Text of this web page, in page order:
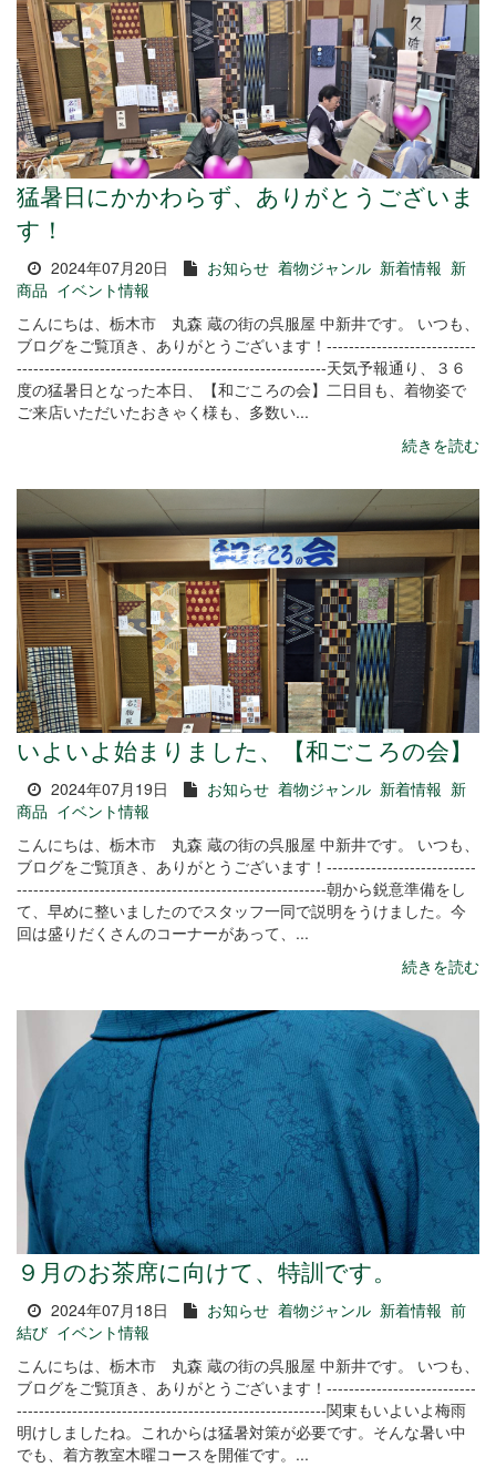
猛暑日にかかわらず、ありがとうございま
す！
2024年07月20日 お知らせ 着物ジャンル 新着情報 新
商品 イベント情報
こんにちは、栃木市 丸森 蔵の街の呉服屋 中新井です。 いつも、
ブログをご覧頂き、ありがとうございます！---------------------------
--------------------------------------------------------天気予報通り、３６
度の猛暑日となった本日、【和ごころの会】二日目も、着物姿で
ご来店いただいたおきゃく様も、多数い...
続きを読む
いよいよ始まりました、【和ごころの会】
2024年07月19日 お知らせ 着物ジャンル 新着情報 新
商品 イベント情報
こんにちは、栃木市 丸森 蔵の街の呉服屋 中新井です。 いつも、
ブログをご覧頂き、ありがとうございます！---------------------------
--------------------------------------------------------朝から鋭意準備をし
て、早めに整いましたのでスタッフ一同で説明をうけました。今
回は盛りだくさんのコーナーがあって、...
続きを読む
９月のお茶席に向けて、特訓です。
2024年07月18日 お知らせ 着物ジャンル 新着情報 前
結び イベント情報
こんにちは、栃木市 丸森 蔵の街の呉服屋 中新井です。 いつも、
ブログをご覧頂き、ありがとうございます！---------------------------
--------------------------------------------------------関東もいよいよ梅雨
明けしましたね。これからは猛暑対策が必要です。そんな暑い中
でも、着方教室木曜コースを開催です。...